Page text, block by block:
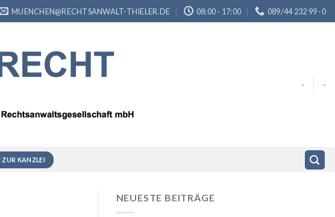
MUENCHEN@RECHTSANWALT-THIELER.DE 08:00 - 17:00 089/44 232 99 -0
- -
KANZLEI
NEUESTE BEITRÄGE